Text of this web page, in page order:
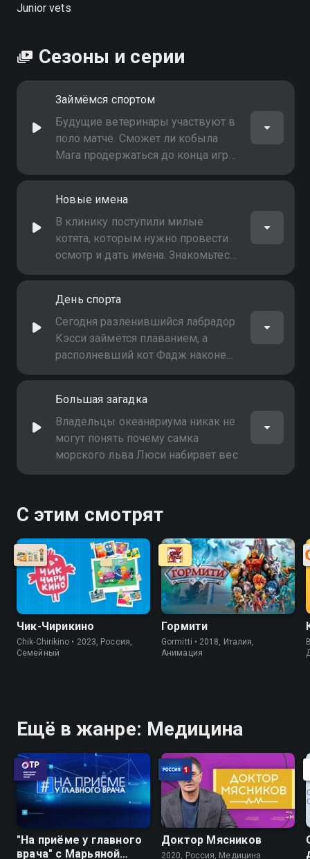
Junior vets
Сезоны и серии
Займёмся спортом
Будущие ветеринары участвуют в
поло матче. Сможет ли кобыла
Мага продержаться до конца игры
после недавней травмы?
Новые имена
В клинику поступили милые
котята, которым нужно провести
осмотр и дать имена. Знакомьтесь
- Рентген, Клякса и Джонни
День спорта
Сегодня разленившийся лабрадор
Кэсси займётся плаванием, а
располневший кот Фадж наконец
немного займётся спортом
Большая загадка
Владельцы океанариума никак не
могут понять почему самка
морского льва Люси набирает вес
С этим смотрят
Чик-Чирикино
Chik-Chirikino • 2023, Россия,
Cемейный
Гормити
Gormitti • 2018, Италия,
Анимация
Ещё в жанре: Медицина
"На приёме у главного
врача" с Марьяной
Доктор Мясников
2020, Россия, Медицина